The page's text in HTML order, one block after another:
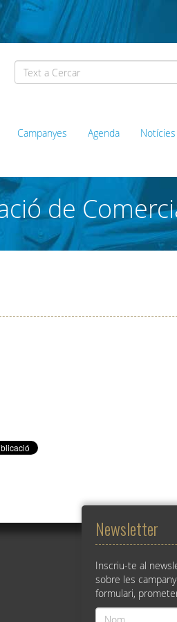
Campanyes Agenda Notícies
de
Newsletter
Inscriu-te al
sobre les
formulari,
Nom